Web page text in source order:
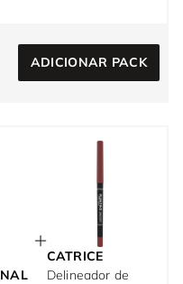
ADICIONAR PACK
CATRICE
Delineador de